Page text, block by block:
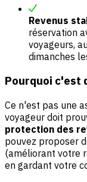
Revenus
réservation
voyageurs,
dimanches
Pourquoi c'est
Ce n'est pas une
voyageur doit
protection des
pouvez proposer
(améliorant votre
en gardant votre